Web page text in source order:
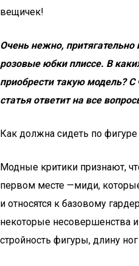
вещичек!
Очень нежно,
розовые юбки плиссе. В
приобрести такую модель? С
статья ответит на все
Как должна сидеть по фигуре
Модные критики признают,
первом месте —миди,
и относятся к базовому
некоторые несовершенства
стройность фигуры, длину